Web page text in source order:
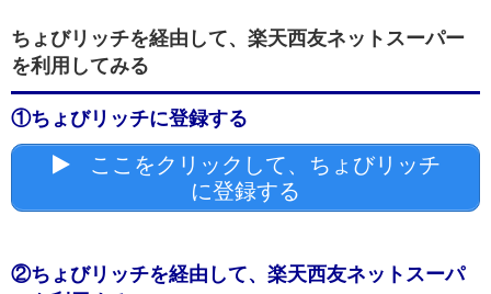
ちょびリッチを経由して、楽天西友ネットスーパー
を利用してみる
①ちょびリッチに登録する
ここをクリックして、ちょびリッチ
に登録する
②ちょびリッチを経由して、楽天西友ネットスーパ